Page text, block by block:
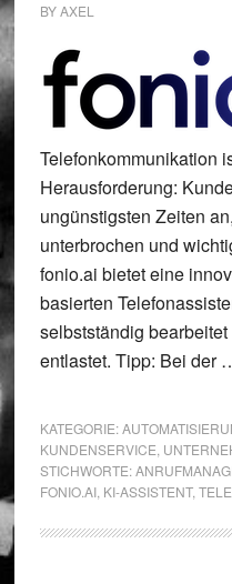
BYAXEL
Telefonkommunikation
Herausforderung:
ungünstigsten Zeiten
unterbrochen und
fonio.ai bietet eine
basierten
selbstständig
entlastet. Tipp: Bei der
KATEGORIE:
KUNDENSERVICE
STICHWORTE:
FONIO.AI, KI-ASSISTENT,